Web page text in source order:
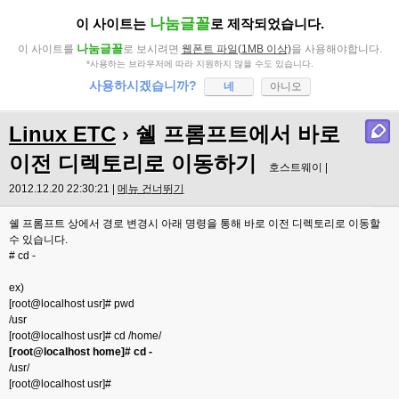
이 사이트는 나눔글꼴로 제작되었습니다.
이 사이트를 나눔글꼴로 보시려면 웹폰트 파일(1MB 이상)을 사용해야합니다.
*사용하는 브라우저에 따라 지원하지 않을 수도 있습니다.
사용하시겠습니까? 네 아니오
Linux ETC › 쉘 프롬프트에서 바로
이전 디렉토리로 이동하기
호스트웨이 |
2012.12.20 22:30:21 | 메뉴 건너뛰기
쉘 프롬프트 상에서 경로 변경시 아래 명령을 통해 바로 이전 디렉토리로 이동할
수 있습니다.
# cd -
ex)
[root@localhost usr]# pwd
/usr
[root@localhost usr]# cd /home/
[root@localhost home]# cd -
/usr/
[root@localhost usr]#